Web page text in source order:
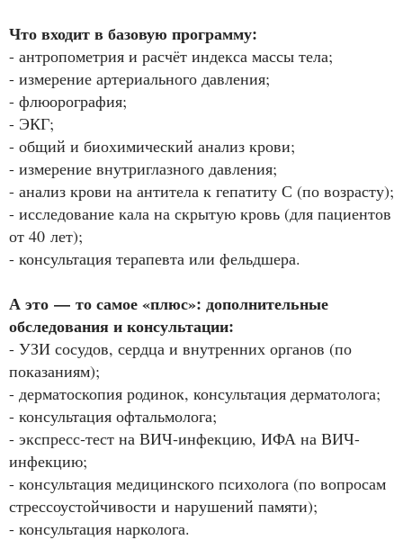
Что входит в базовую программу:
- антропометрия и расчёт индекса массы тела;
- измерение артериального давления;
- флюорография;
- ЭКГ;
- общий и биохимический анализ крови;
- измерение внутриглазного давления;
- анализ крови на антитела к гепатиту С (по возрасту);
- исследование кала на скрытую кровь (для пациентов
от 40 лет);
- консультация терапевта или фельдшера.
А это — то самое «плюс»: дополнительные
обследования и консультации:
- УЗИ сосудов, сердца и внутренних органов (по
показаниям);
- дерматоскопия родинок, консультация дерматолога;
- консультация офтальмолога;
- экспресс‑тест на ВИЧ‑инфекцию, ИФА на ВИЧ-
инфекцию;
- консультация медицинского психолога (по вопросам
стрессоустойчивости и нарушений памяти);
- консультация нарколога.